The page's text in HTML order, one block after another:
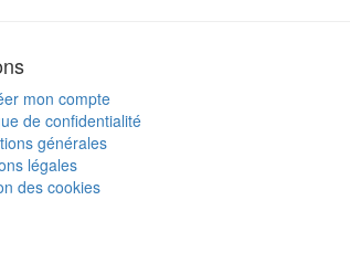
mon compte
de confidentialité
générales
légales
des cookies